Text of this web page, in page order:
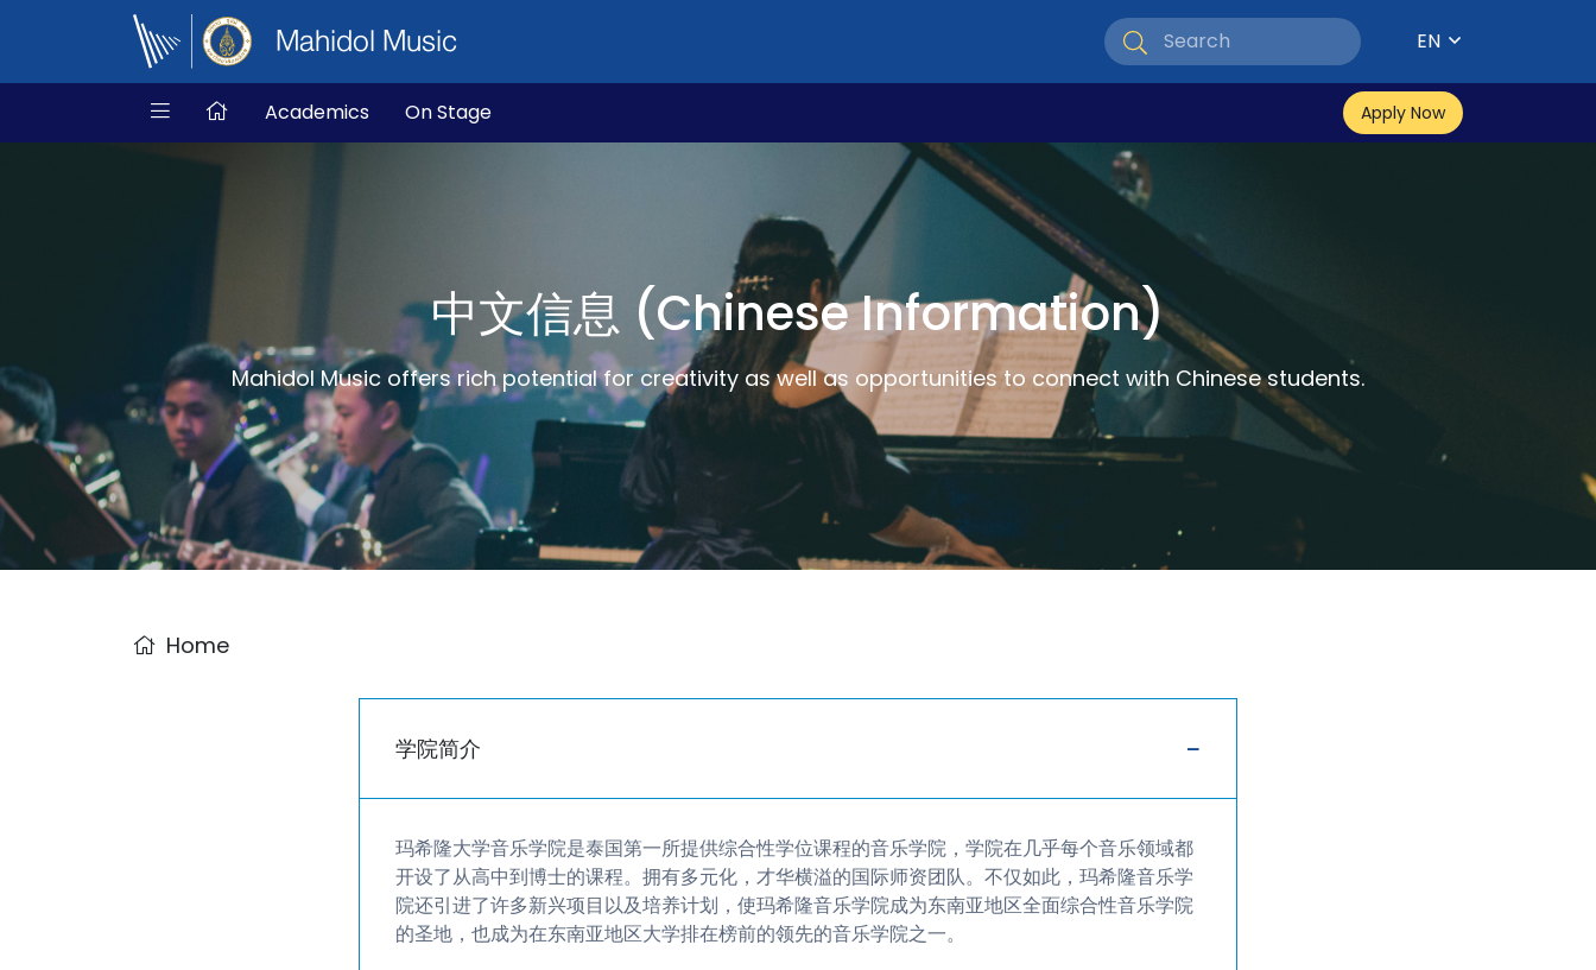
Mahidol Music EN
Academics On Stage Apply Now
中文信息 (Chinese Information)
Mahidol Music offers rich potential for creativity as well as opportunities to connect with Chinese students.
Home
学院简介
玛希隆大学音乐学院是泰国第一所提供综合性学位课程的音乐学院，学院在几乎每个音乐领域都
开设了从高中到博士的课程。拥有多元化，才华横溢的国际师资团队。不仅如此，玛希隆音乐学
院还引进了许多新兴项目以及培养计划，使玛希隆音乐学院成为东南亚地区全面综合性音乐学院
的圣地，也成为在东南亚地区大学排在榜前的领先的音乐学院之一。